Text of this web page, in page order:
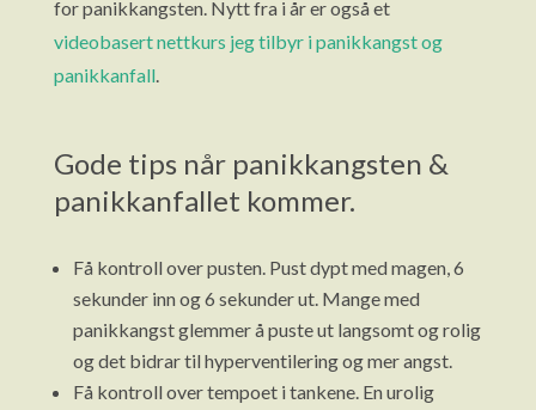
for panikkangsten. Nytt fra i år er også et
videobasert nettkurs jeg tilbyr i panikkangst og
panikkanfall.
Gode tips når panikkangsten &
panikkanfallet kommer.
Få kontroll over pusten. Pust dypt med magen, 6
sekunder inn og 6 sekunder ut. Mange med
panikkangst glemmer å puste ut langsomt og rolig
og det bidrar til hyperventilering og mer angst.
Få kontroll over tempoet i tankene. En urolig